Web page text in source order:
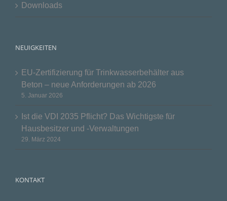
Downloads
NEUIGKEITEN
EU-Zertifizierung für Trinkwasserbehälter aus
Beton – neue Anforderungen ab 2026
5. Januar 2026
Ist die VDI 2035 Pflicht? Das Wichtigste für
Hausbesitzer und -Verwaltungen
29. März 2024
KONTAKT